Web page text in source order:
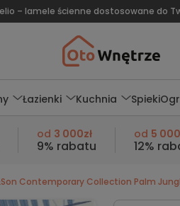
– lamele ścienne dostosowane do
Łazienki Kuchnia Spieki
od 3 000zł
9% rabatu
od 5
12%
Contemporary Collection Palm